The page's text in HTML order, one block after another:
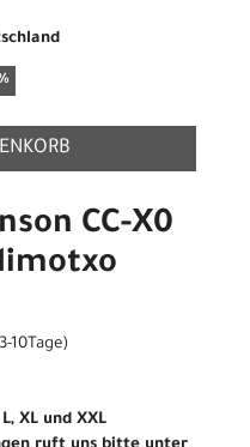
CC-X0
10Tage)
XL und XXL